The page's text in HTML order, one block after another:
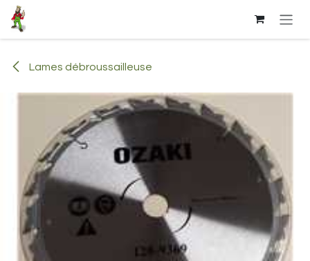
Se rendre au contenu
Lames débroussailleuse